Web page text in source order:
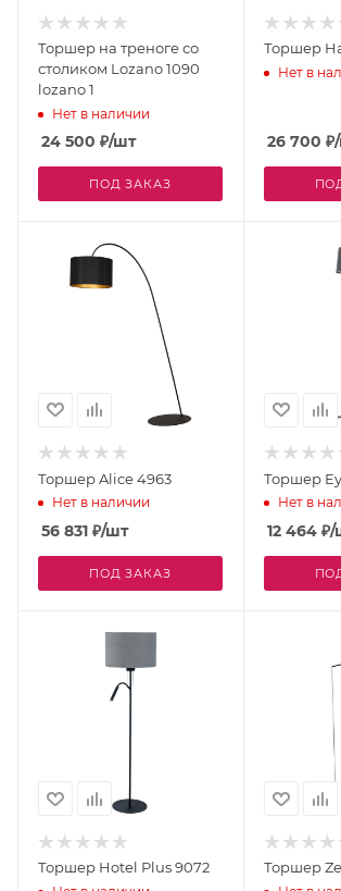
Торшер на треноге со
столиком Lozano 1090
lozano 1
Нет в наличии
24 500 ₽/шт
ПОД ЗАКАЗ
Торшер
Нет в
26 700 ₽
Торшер Alice 4963
Нет в наличии
56 831 ₽/шт
ПОД ЗАКАЗ
Торшер
Нет в
12 464₽/
Торшер Hotel Plus 9072 Торшер